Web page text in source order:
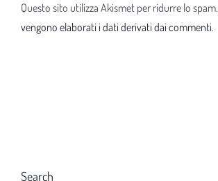
Questo sito utilizza Akismet per ridurre lo spam.
vengono elaborati i dati derivati dai commenti.
Search